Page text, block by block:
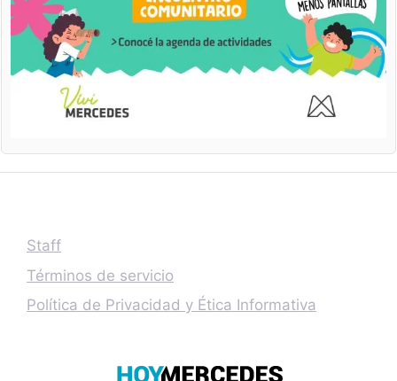
Staff
Términos de servicio
Política de Privacidad y Ética Informativa